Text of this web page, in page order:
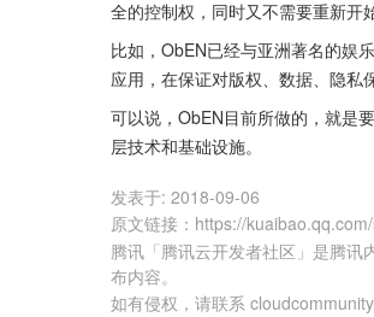
全的控制权，同时又不需要重新开
比如，ObEN已经与亚洲著名的娱
应用，在保证对版权、数据、隐私
可以说，ObEN目前所做的，就是
层技术和基础设施。
发表于: 2018-09-06
原文链接 ： https://
腾讯「腾讯云开发者社区」是腾讯
布内容。
如有侵权，请联系